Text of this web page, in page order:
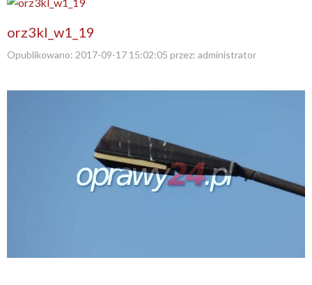
orz3kl_w1_19
Opublikowano: 2017-09-17 15:02:05 przez: administrator